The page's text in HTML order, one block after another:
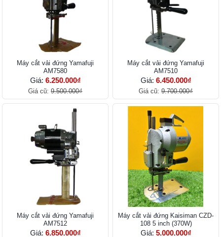
Máy cắt vải đứng Yamafuji
AM7580
Giá: 6.250.000₫
Giá cũ: 9.500.000₫
Máy cắt vải đứng Yamafuji
AM7510
Giá: 6.450.000₫
Giá cũ: 9.700.000₫
Máy cắt vải đứng Yamafuji
AM7512
Giá: 6.850.000₫
Máy cắt vải đứng Kaisiman CZD-
108 5 inch (370W)
Giá: 5.000.000₫